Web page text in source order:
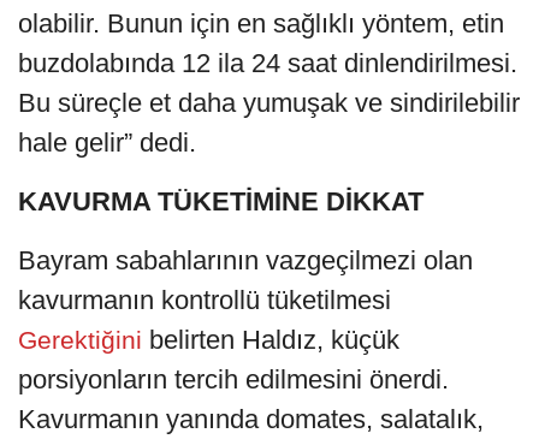
olabilir. Bunun için en sağlıklı yöntem, etin
buzdolabında 12 ila 24 saat dinlendirilmesi.
Bu süreçle et daha yumuşak ve sindirilebilir
hale gelir” dedi.
KAVURMA TÜKETİMİNE DİKKAT
Bayram sabahlarının vazgeçilmezi olan
kavurmanın kontrollü tüketilmesi
Gerektiğini belirten Haldız, küçük
porsiyonların tercih edilmesini önerdi.
Kavurmanın yanında domates, salatalık,